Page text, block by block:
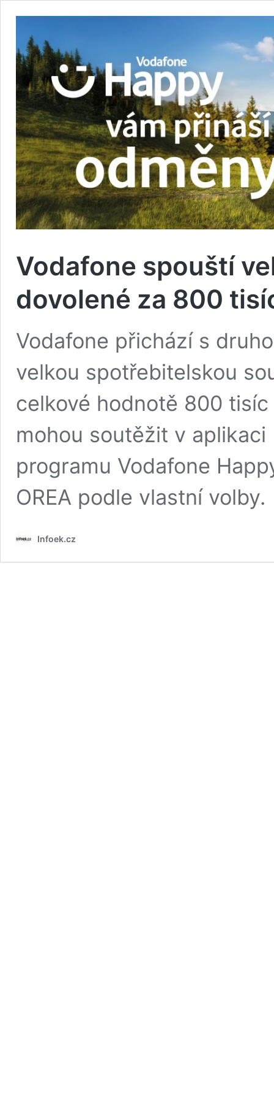
Vodafone spouští
dovolené za 800
Vodafone přichází s
velkou spotřebitelskou
celkové hodnotě 800
mohou soutěžit v
programu Vodafone
OREA podle vlastní volby.
Infoek.cz